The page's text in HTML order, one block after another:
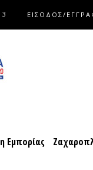
ΕΙΣΟΔΟΣ/
Εμπορίας